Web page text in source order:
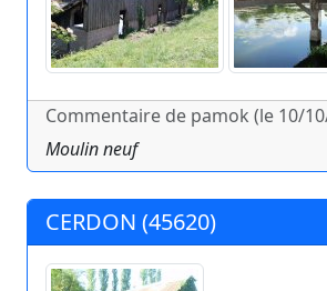
Commentaire de pamok (le 10/
Moulin neuf
CERDON (45620)